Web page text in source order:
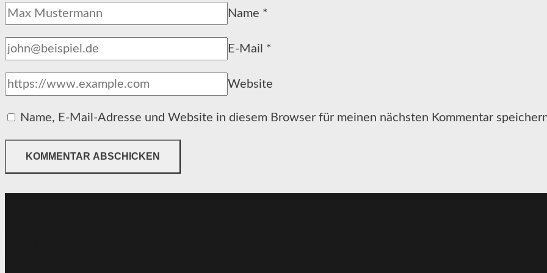
Name *
E-Mail *
Website
Name, E-Mail-Adresse und Website in diesem Browser für meinen nächsten Kommentar